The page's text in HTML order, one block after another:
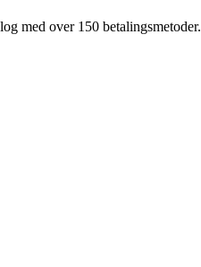
med over 150 betalingsmetoder.